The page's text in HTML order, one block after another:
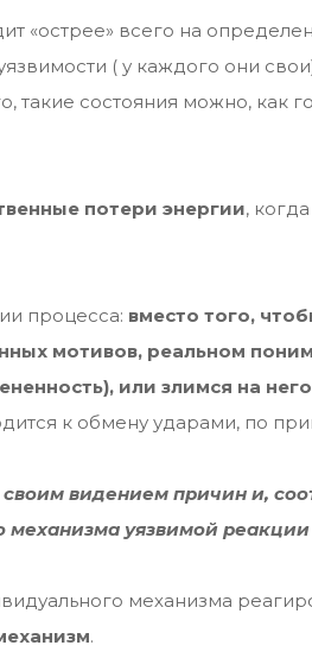
«острее» всего на
( у каждого они
такие состояния можно, как
потери энергии,
процесса: вместо того,
мотивов, реальном
или злимся на него
к обмену ударами, по
видением причин и,
механизма уязвимой
механизма
.